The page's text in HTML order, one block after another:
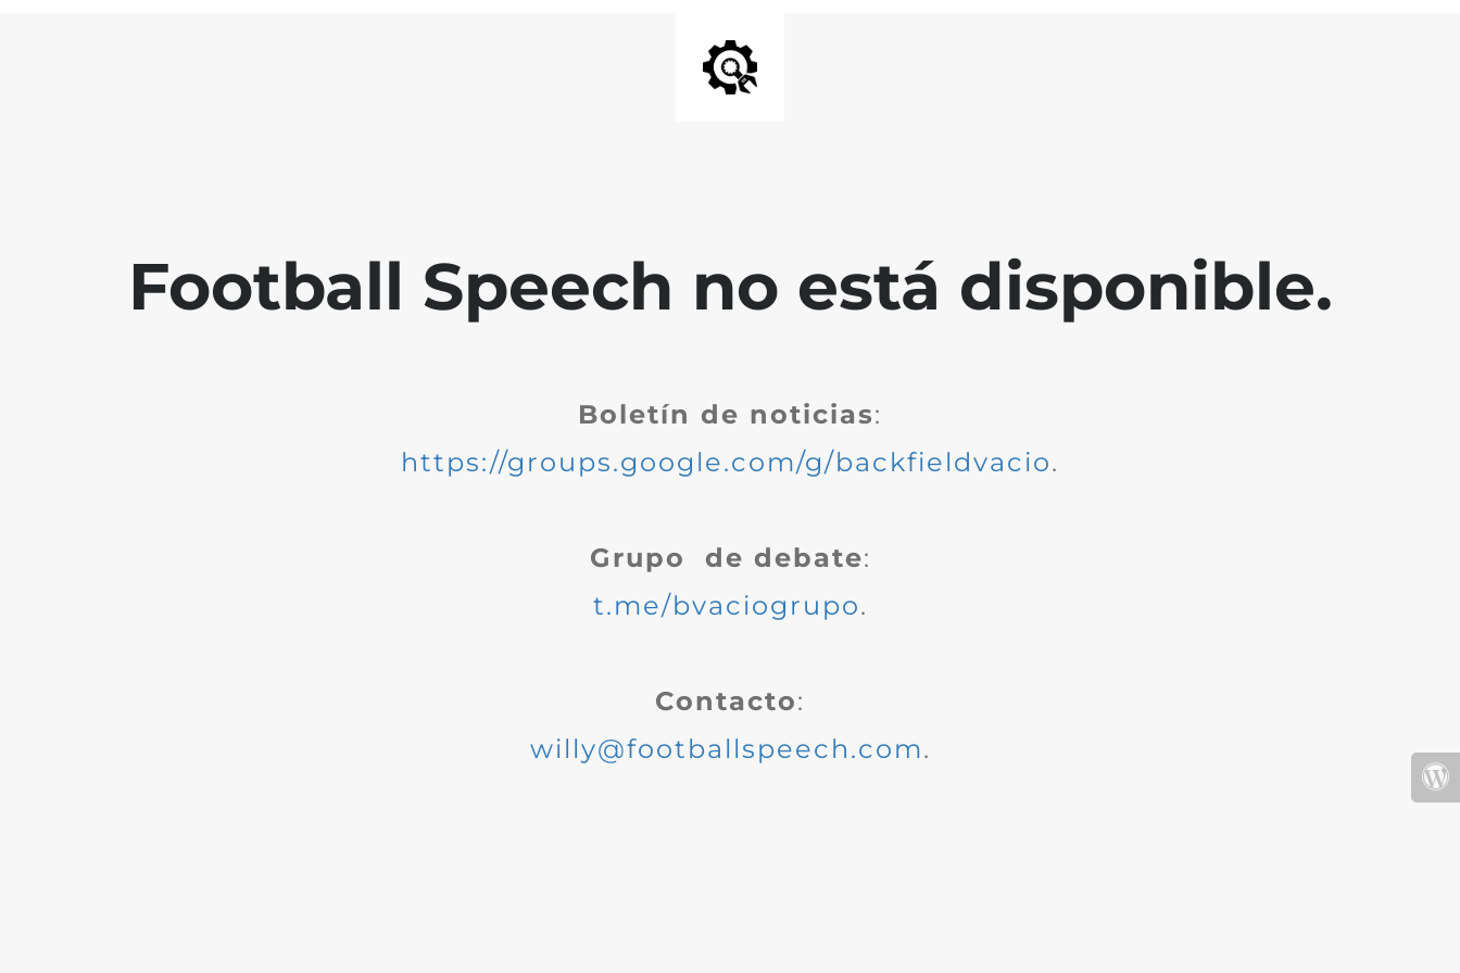
Football Speech no está disponible.
Boletín de noticias:
https://groups.google.com/g/backfieldvacio.
Grupo de debate:
t.me/bvaciogrupo.
Contacto:
willy@footballspeech.com.